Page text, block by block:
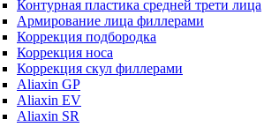
Контурная пластика средней трети лица
Армирование лица филлерами
Коррекция подбородка
Коррекция носа
Коррекция скул филлерами
Aliaxin GP
Aliaxin EV
Aliaxin SR